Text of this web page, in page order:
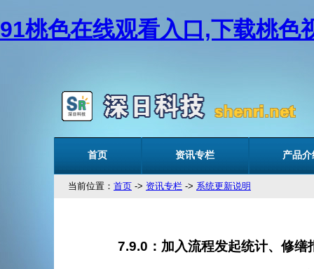
91桃色在线观看入口,下载桃色
首页 资讯专栏 产品介
当前位置： 首页 -> 资讯专栏 -> 系统更新说明
7.9.0：加入流程发起统计、修